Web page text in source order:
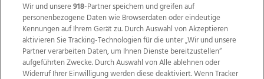
Wir und unsere918-Partner speichern und greifen auf
personenbezogene Daten wie Browserdaten oder eindeutige
Kennungen auf Ihrem Gerät zu. Durch Auswahl von Akzeptieren
aktivieren Sie Tracking-Technologien für die unter „Wir und unsere
Partner verarbeiten Daten, um Ihnen Dienste bereitzustellen“
aufgeführten Zwecke. Durch Auswahl von Alle ablehnen oder
Widerruf Ihrer Einwilligung werden diese deaktiviert. Wenn Tracker